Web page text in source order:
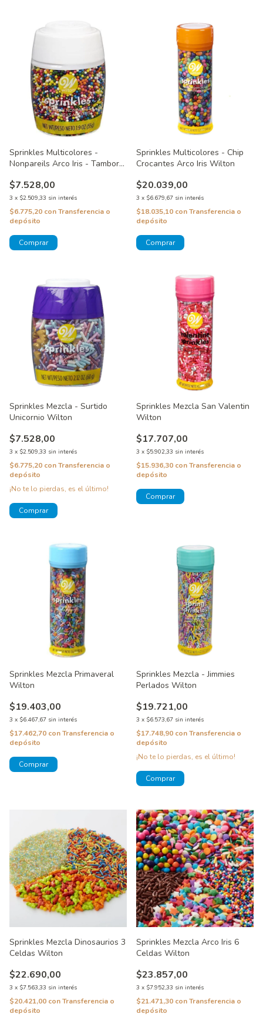
Sprinkles Multicolores -
Nonpareils Arco Iris - Tambor
$7.528,00
3 x $2.509,33 sin interés
$6.775,20 conTransferencia o
depósito
Sprinkles Multicolores - Chip
Crocantes Arco Iris Wilton
$20.039,00
3 x $6.679,67 sin interés
$18.035,10 conTransferencia o
depósito
Sprinkles Mezcla - Surtido
Unicornio Wilton
$7.528,00
3 x $2.509,33 sin interés
$6.775,20 conTransferencia o
depósito
¡No te lo pierdas, es el último!
Sprinkles Mezcla San Valentin
Wilton
$17.707,00
3 x $5.902,33 sin interés
$15.936,30 conTransferencia o
depósito
Sprinkles Mezcla Primaveral
Wilton
$19.403,00
3 x $6.467,67 sin interés
$17.462,70 conTransferencia o
depósito
Sprinkles Mezcla - Jimmies
Perlados Wilton
$19.721,00
3 x $6.573,67 sin interés
$17.748,90 conTransferencia o
depósito
¡No te lo pierdas, es el último!
Sprinkles Mezcla Dinosaurios 3
Celdas Wilton
$22.690,00
3 x $7.563,33 sin interés
$20.421,00 conTransferencia o
depósito
Sprinkles Mezcla Arco Iris 6
Celdas Wilton
$23.857,00
3 x $7.952,33 sin interés
$21.471,30 conTransferencia o
depósito